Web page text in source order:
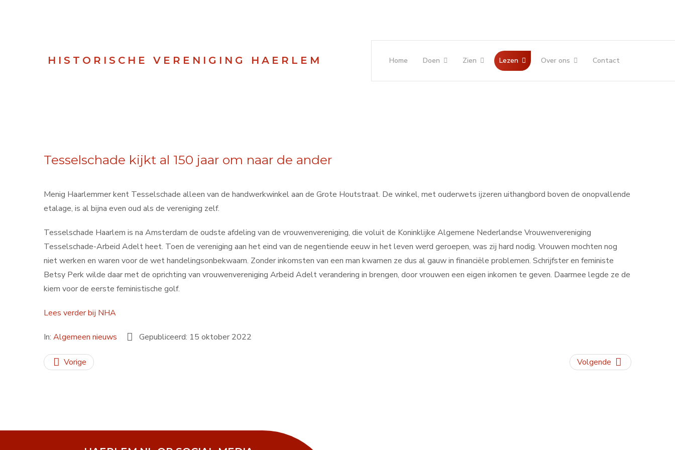
HISTORISCHE VERENIGING HAERLEM Home Doen Zien Lezen Over ons Contact
Tesselschade kijkt al 150 jaar om naar de ander
Menig Haarlemmer kent Tesselschade alleen van de handwerkwinkel aan de Grote Houtstraat. De winkel, met ouderwets ijzeren uithangbord boven de onopvallende
etalage, is al bijna even oud als de vereniging zelf.
Tesselschade Haarlem is na Amsterdam de oudste afdeling van de vrouwenvereniging, die voluit de Koninklijke Algemene Nederlandse Vrouwenvereniging
Tesselschade-Arbeid Adelt heet. Toen de vereniging aan het eind van de negentiende eeuw in het leven werd geroepen, was zij hard nodig. Vrouwen mochten nog
niet werken en waren voor de wet handelingsonbekwaam. Zonder inkomsten van een man kwamen ze dus al gauw in financiële problemen. Schrijfster en feministe
Betsy Perk wilde daar met de oprichting van vrouwenvereniging Arbeid Adelt verandering in brengen, door vrouwen een eigen inkomen te geven. Daarmee legde ze de
kiem voor de eerste feministische golf.
Lees verder bij NHA
In: Algemeen nieuws Gepubliceerd: 15 oktober 2022
Vorige Volgende